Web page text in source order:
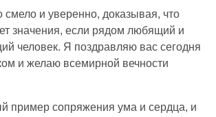
и уверенно, доказывая, что
значения, если рядом любящий и
человек. Я поздравляю вас сегодня
и желаю всемирной вечности
пример сопряжения ума и сердца, и